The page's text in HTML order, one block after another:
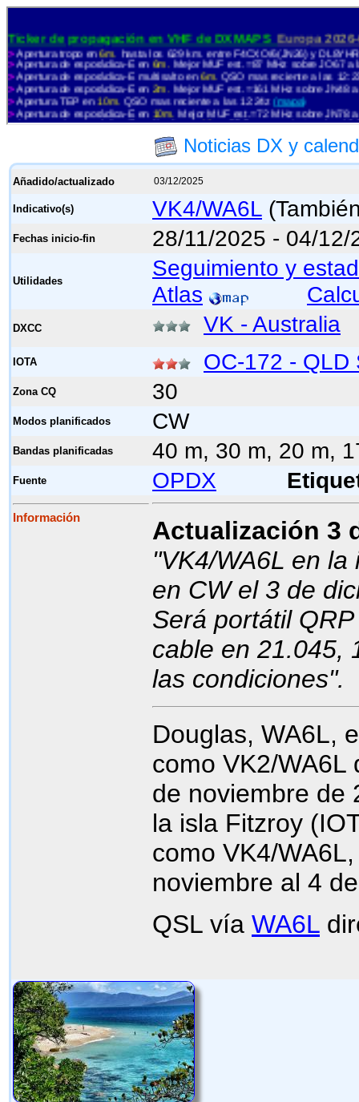
Noticias DX y
Añadido/actualizado 03/12/2025
Indicativo(s) VK4/WA6L
Fechas inicio-fin 28/11/2025 - 04/12/
Utilidades
Seguimiento y
Atlas
DXCC VK - Australia
IOTA OC-172 - QLD
Zona CQ 30
Modos planificados CW
Bandas planificadas 40 m, 30 m, 20 m,
Fuente OPDX
Información
Actualización 3
"VK4/WA6L en
en CW el 3 de
Será portátil
cable en 21.045,
las condiciones".
Douglas, WA6L,
como VK2/
de noviembre de
la isla Fitzroy
como VK4/
noviembre al 4
QSL vía WA6L